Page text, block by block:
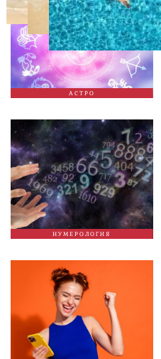
АСТРО
НУМЕРОЛОГИЯ